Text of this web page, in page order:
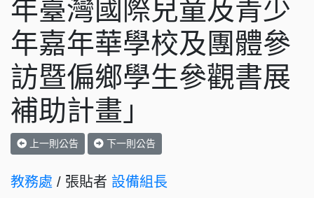
年臺灣國際兒童及青少
年嘉年華學校及團體參
訪暨偏鄉學生參觀書展
補助計畫」
上一則公告 下一則公告
教務處 / 張貼者 設備組長